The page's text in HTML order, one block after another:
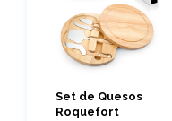
Set de Quesos
Roquefort